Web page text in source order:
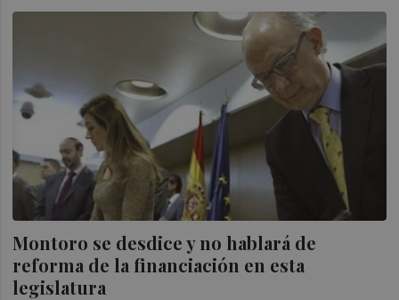
Montoro se desdice y no hablará de
reforma de la financiación en esta
legislatura